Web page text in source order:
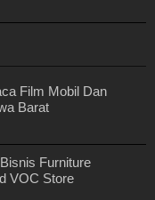
Film Mobil Dan
Barat
Furniture
VOC Store